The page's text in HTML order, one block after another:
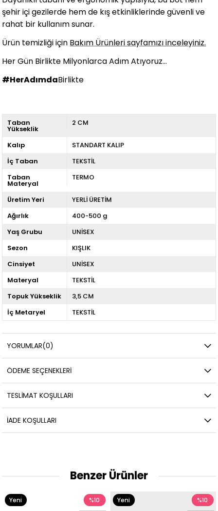
şehir içi gezilerde hem de kış etkinliklerinde güvenli ve
rahat bir kullanım sunar.
Ürün temizliği için Bakım Ürünleri sayfamızı inceleyiniz.
Her Gün Birlikte Milyonlarca Adım Atıyoruz...
#HerAdımdaBirlikte
Taban
Yükseklik
2 CM
Kalıp
STANDART KALIP
İç Taban
TEKSTİL
Taban
Materyal
TERMO
Üretim Yeri
YERLİ ÜRETİM
Ağırlık
400-500 g
Yaş Grubu
UNİSEX
Sezon
KIŞLIK
Cinsiyet
UNİSEX
Materyal
TEKSTİL
Topuk Yükseklik
3,5 CM
İç Metaryel
TEKSTİL
YORUMLAR(0)
ÖDEME SEÇENEKLERI
TESLIMAT KOŞULLARI
İADE KOŞULLARI
Benzer Ürünler
%10
Yeni
%10
Yeni